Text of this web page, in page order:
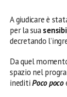
A giudicare è
per la sua
decretando
Da quel
spazio nel
ineditiPoco poco